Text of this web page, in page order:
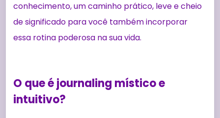
conhecimento, um caminho prático, leve e cheio
de significado para você também incorporar
essa rotina poderosa na sua vida.
O que é journaling místico e
intuitivo?